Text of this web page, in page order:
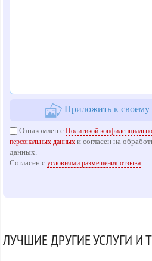
Приложить к своему
Ознакомлен сПолитикой
персональных данных и согласен на
данных.
Согласен сусловиями размещения отзыва
ЛУЧШИЕ ДРУГИЕ УСЛУГИ И